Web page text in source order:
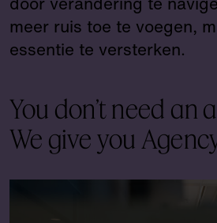
door verandering te
meer ruis toe te voegen,
essentie te versterken.
You don’t need an
We give you